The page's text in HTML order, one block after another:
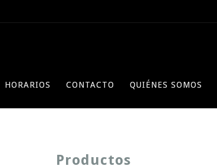
HORARIOS CONTACTO QUIÉNES SOMOS
Productos